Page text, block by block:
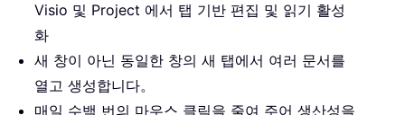
Visio 및 Project 에서 탭 기반 편집 및 읽기 활성
화
새 창이 아닌 동일한 창의 새 탭에서 여러 문서를
열고 생성합니다。
매일 수백 번의 마우스 클릭을 줄여 주어 생산성을